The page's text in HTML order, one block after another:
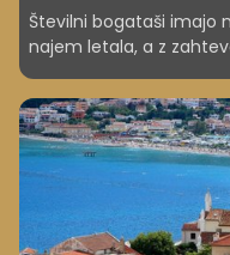
Številni bogataši imajo
najem letala, a z
Preverite, kako se